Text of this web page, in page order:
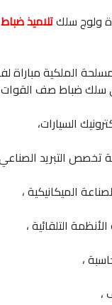
ولوج سلكتلاميذ
الملكية مباراة
سلك ضباط صف القوات
السيارات،
التبريد
الميكانيكية ،
التلقائية ،
،
،